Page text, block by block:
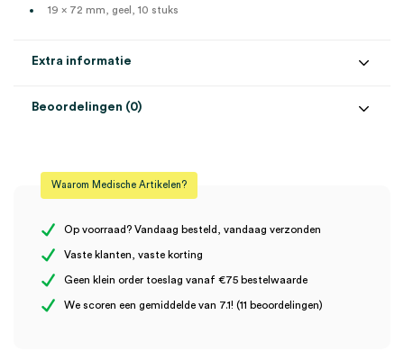
19 x 72 mm, geel, 10 stuks
Extra informatie
Maat M, S
Beoordelingen (0)
Er zijn nog geen beoordelingen.
(20)” te beoordelen
Waarom Medische Artikelen?
Op voorraad? Vandaag besteld, vandaag verzonden
Vaste klanten, vaste korting
Geen klein order toeslag vanaf €75 bestelwaarde
We scoren een gemiddelde van 7.1! (11 beoordelingen)